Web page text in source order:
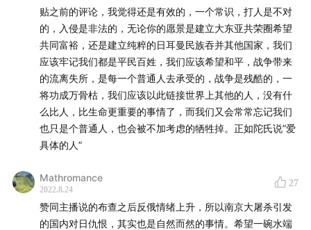
贴之前的评论，我觉得还是有效的，一个常识，打人是不对
的，入侵是非法的，无论你的愿景是建立大东亚共荣圈希望
共同富裕，还是建立纯粹的日耳曼民族吞并其他国家，我们
应该牢记我们都是平民百姓，我们应该希望和平，战争带来
的流离失所，是每一个普通人去承受的，战争是残酷的，一
将功成万骨枯，我们应该以此链接世界上其他的人，没有什
么比人，比生命更重要的事情了，而我们又会常常忘记我们
也只是个普通人，也会被不加考虑的牺牲掉。正如陀氏说”爱
具体的人”
Mathromance
2022.8.24
27
赞同主播说的布查之后反俄情绪上升，所以南京大屠杀引发
的国内对日仇恨，其实也是自然而然的事情。希望一碗水端